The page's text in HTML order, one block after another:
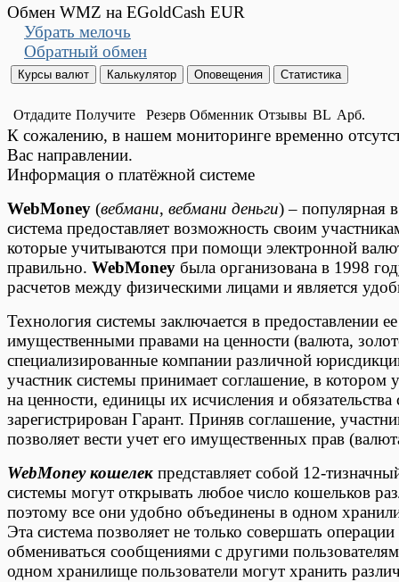
Обмен WMZ на EGoldCash EUR
Убрать мелочь
Обратный обмен
Отдадите Получите Резерв Обменник Отзывы BL Арб.
К сожалению, в нашем мониторинге временно
Вас направлении.
Информация о платёжной системе
WebMoney (вебмани, вебмани деньги) – популярная
система предоставляет возможность своим
которые учитываются при помощи электронной
правильно. WebMoney была организована в 1998
расчетов между физическими лицами и является
Технология системы заключается в предоставлении
имущественными правами на ценности (валюта,
специализированные компании различной
участник системы принимает соглашение, в
на ценности, единицы их исчисления и
зарегистрирован Гарант. Приняв соглашение,
позволяет вести учет его имущественных прав
WebMoney кошелек представляет собой 12-
системы могут открывать любое число кошельков
поэтому все они удобно объединены в одном
Эта система позволяет не только совершать
обмениваться сообщениями с другими
одном хранилище пользователи могут хранить